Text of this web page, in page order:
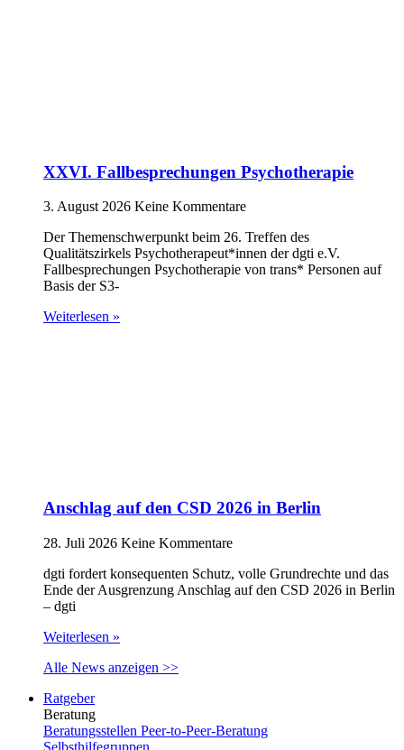
XXVI. Fallbesprechungen Psychotherapie
3. August 2026 Keine Kommentare
Der Themenschwerpunkt beim 26. Treffen des
Qualitätszirkels Psychotherapeut*innen der dgti e.V.
Fallbesprechungen Psychotherapie von trans* Personen auf
Basis der S3-
Weiterlesen »
Anschlag auf den CSD 2026 in Berlin
28. Juli 2026 Keine Kommentare
dgti fordert konsequenten Schutz, volle Grundrechte und das
Ende der Ausgrenzung Anschlag auf den CSD 2026 in Berlin
– dgti
Weiterlesen »
Alle News anzeigen >>
Ratgeber
Beratung
Beratungsstellen Peer-to-Peer-Beratung
Selbsthilfegruppen